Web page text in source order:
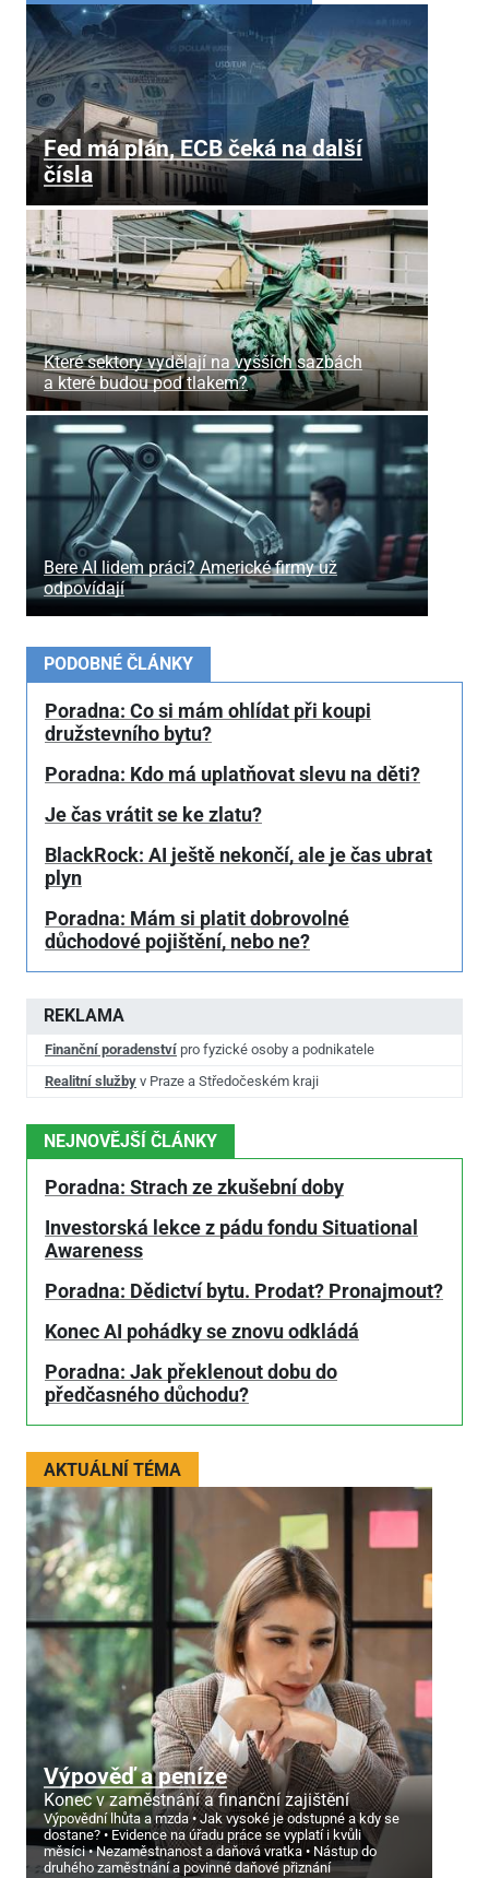
Fed má plán, ECB čeká na další
čísla
Které sektory vydělají na vyšších sazbách
a které budou pod tlakem?
Bere AI lidem práci? Americké firmy už
odpovídají
REKLAMA
Finanční poradenství pro fyzické osoby a podnikatele
Realitní služby v Praze a Středočeském kraji
NEJNOVĚJŠÍ ČLÁNKY
Poradna: Strach ze zkušební doby
Investorská lekce z pádu fondu Situational
Awareness
Poradna: Dědictví bytu. Prodat? Pronajmout?
Konec AI pohádky se znovu odkládá
Poradna: Jak překlenout dobu do
předčasného důchodu?
AKTUÁLNÍ TÉMA
Výpověď a peníze
Konec v zaměstnání a finanční zajištění
Výpovědní lhůta a mzda
Jak vysoké je odstupné a kdy se
dostane?
Evidence na úřadu práce se vyplatí i kvůli
měsíci
Nezaměstnanost a daňová vratka
Nástup do
druhého zaměstnání a povinné daňové přiznání
PODOBNÉ ČLÁNKY
Poradna: Co si mám ohlídat při koupi
družstevního bytu?
Poradna: Kdo má uplatňovat slevu na děti?
Je čas vrátit se ke zlatu?
BlackRock: AI ještě nekončí, ale je čas ubrat
plyn
Poradna: Mám si platit dobrovolné
důchodové pojištění, nebo ne?